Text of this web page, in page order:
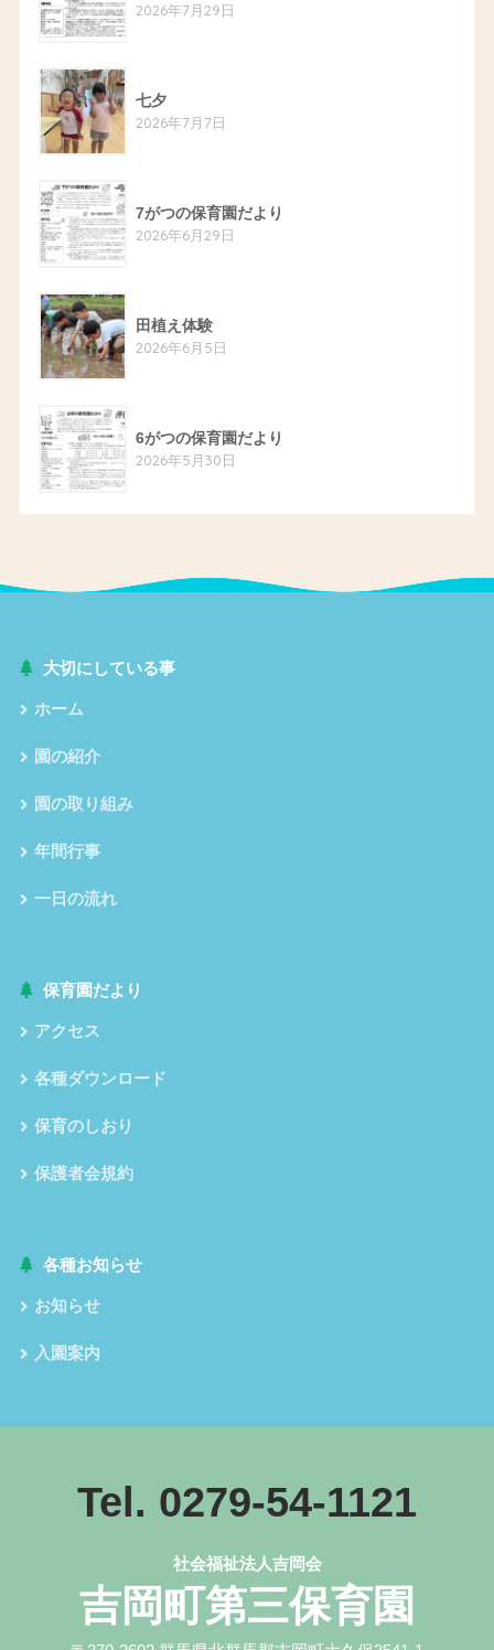
2026年7月29日
七夕
2026年7月7日
7がつの保育園だより
2026年6月29日
田植え体験
2026年6月5日
6がつの保育園だより
2026年5月30日
大切にしている事
ホーム
園の紹介
園の取り組み
年間行事
一日の流れ
保育園だより
アクセス
各種ダウンロード
保育のしおり
保護者会規約
各種お知らせ
お知らせ
入園案内
Tel. 0279-54-1121
社会福祉法人吉岡会
吉岡町第三保育園